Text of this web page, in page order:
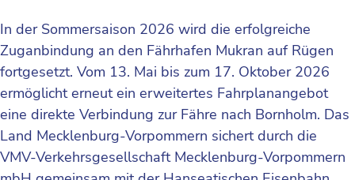
In der Sommersaison 2026 wird die erfolgreiche
Zuganbindung an den Fährhafen Mukran auf Rügen
fortgesetzt. Vom 13. Mai bis zum 17. Oktober 2026
ermöglicht erneut ein erweitertes Fahrplanangebot
eine direkte Verbindung zur Fähre nach Bornholm. Das
Land Mecklenburg-Vorpommern sichert durch die
VMV-Verkehrsgesellschaft Mecklenburg-Vorpommern